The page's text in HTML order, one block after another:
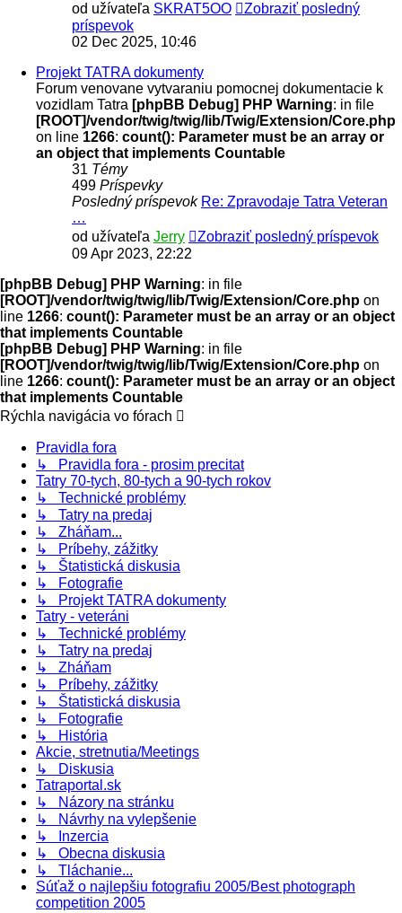
od užívateľa SKRAT5OO
Zobraziť posledný
príspevok
02 Dec 2025, 10:46
Projekt TATRA dokumenty
Forum venovane vytvaraniu pomocnej dokumentacie k
vozidlam Tatra [phpBB Debug] PHP Warning: in file
[ROOT]/vendor/twig/twig/lib/Twig/Extension/Core.php
on line 1266: count(): Parameter must be an array or
an object that implements Countable
31 Témy
499 Príspevky
Posledný príspevok Re: Zpravodaje Tatra Veteran
…
od užívateľa Jerry
Zobraziť posledný príspevok
09 Apr 2023, 22:22
[phpBB Debug] PHP Warning: in file
[ROOT]/vendor/twig/twig/lib/Twig/Extension/Core.php on
line 1266: count(): Parameter must be an array or an object
that implements Countable
[phpBB Debug] PHP Warning: in file
[ROOT]/vendor/twig/twig/lib/Twig/Extension/Core.php on
line 1266: count(): Parameter must be an array or an object
that implements Countable
Rýchla navigácia vo fórach
Pravidla fora
↳ Pravidla fora - prosim precitat
Tatry 70-tych, 80-tych a 90-tych rokov
↳ Technické problémy
↳ Tatry na predaj
↳ Zháňam...
↳ Príbehy, zážitky
↳ Štatistická diskusia
↳ Fotografie
↳ Projekt TATRA dokumenty
Tatry - veteráni
↳ Technické problémy
↳ Tatry na predaj
↳ Zháňam
↳ Príbehy, zážitky
↳ Štatistická diskusia
↳ Fotografie
↳ História
Akcie, stretnutia/Meetings
↳ Diskusia
Tatraportal.sk
↳ Názory na stránku
↳ Návrhy na vylepšenie
↳ Inzercia
↳ Obecna diskusia
↳ Tláchanie...
Súťaž o najlepšiu fotografiu 2005/Best photograph
competition 2005